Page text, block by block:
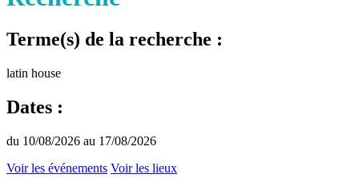
Terme(s) de la recherche :
latin house
Dates :
du 10/08/2026 au 17/08/2026
Voir les événements Voir les lieux